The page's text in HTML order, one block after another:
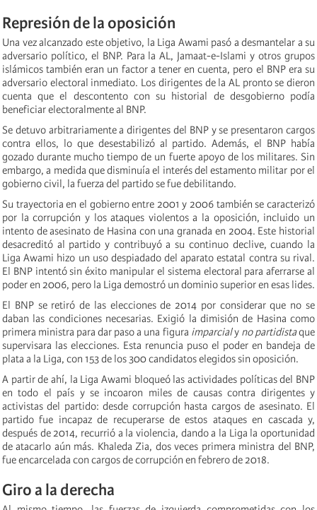
Represión de la oposición
Una vez alcanzado este objetivo, la Liga Awami pasó a desmantelar a su
adversario político, el BNP. Para la AL, Jamaat-e-Islami y otros grupos
islámicos también eran un factor a tener en cuenta, pero el BNP era su
adversario electoral inmediato. Los dirigentes de la AL pronto se dieron
cuenta que el descontento con su historial de desgobierno podía
beneficiar electoralmente al BNP.
Se detuvo arbitrariamente a dirigentes del BNP y se presentaron cargos
contra ellos, lo que desestabilizó al partido. Además, el BNP había
gozado durante mucho tiempo de un fuerte apoyo de los militares. Sin
embargo, a medida que disminuía el interés del estamento militar por el
gobierno civil, la fuerza del partido se fue debilitando.
Su trayectoria en el gobierno entre 2001 y 2006 también se caracterizó
por la corrupción y los ataques violentos a la oposición, incluido un
intento de asesinato de Hasina con una granada en 2004. Este historial
desacreditó al partido y contribuyó a su continuo declive, cuando la
Liga Awami hizo un uso despiadado del aparato estatal contra su rival.
El BNP intentó sin éxito manipular el sistema electoral para aferrarse al
poder en 2006, pero la Liga demostró un dominio superior en esas lides.
El BNP se retiró de las elecciones de 2014 por considerar que no se
daban las condiciones necesarias. Exigió la dimisión de Hasina como
primera ministra para dar paso a una figura imparcialy no partidistaque
supervisara las elecciones. Esta renuncia puso el poder en bandeja de
plata a la Liga, con 153 de los 300 candidatos elegidos sin oposición.
A partir de ahí, la Liga Awami bloqueó las actividades políticas del BNP
en todo el país y se incoaron miles de causas contra dirigentes y
activistas del partido: desde corrupción hasta cargos de asesinato. El
partido fue incapaz de recuperarse de estos ataques en cascada y,
después de 2014, recurrió a la violencia, dando a la Liga la oportunidad
de atacarlo aún más. Khaleda Zia, dos veces primera ministra del BNP,
fue encarcelada con cargos de corrupción en febrero de 2018.
Giro a la derecha